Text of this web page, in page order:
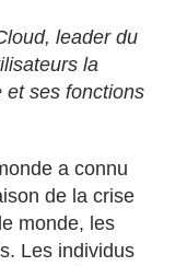
leader du
la
et ses fonctions
a connu
de la crise
monde, les
Les individus